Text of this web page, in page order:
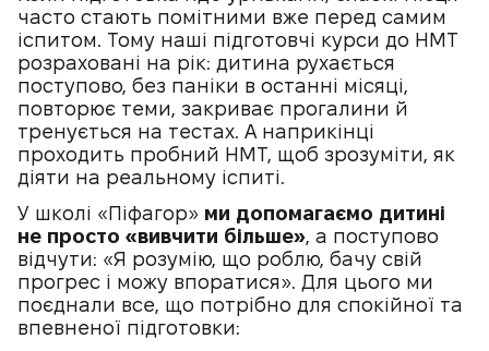
часто стають помітними вже перед самим
іспитом. Тому наші підготовчі курси до НМТ
розраховані на рік: дитина рухається
поступово, без паніки в останні місяці,
повторює теми, закриває прогалини й
тренується на тестах. А наприкінці
проходить пробний НМТ, щоб зрозуміти, як
діяти на реальному іспиті.
У школі «Піфагор» ми допомагаємо дитині
не просто «вивчити більше», а поступово
відчути: «Я розумію, що роблю, бачу свій
прогрес і можу впоратися». Для цього ми
поєднали все, що потрібно для спокійної та
впевненої підготовки: